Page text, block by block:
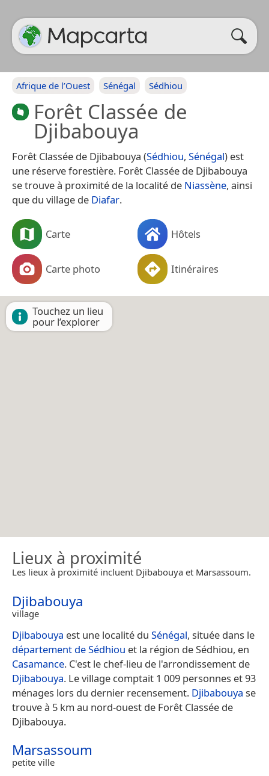
Afrique de l’Ouest Sénégal Sédhiou
Forêt Classée de
Djibabouya
Forêt Classée de Djibabouya (Sédhiou, Sénégal) est
une réserve forestière. Forêt Classée de Djibabouya
se trouve à proximité de la localité de Niassène, ainsi
que du village de Diafar.
Carte Hôtels
Carte photo Itinéraires
Touchez un lieu
pour l’explorer
Lieux à proximité
Les lieux à proximité incluent Djibabouya et Marsassoum.
Djibabouya
village
Djibabouya est une localité du Sénégal, située dans le
département de Sédhiou et la région de Sédhiou, en
Casamance. C'est le chef-lieu de l'arrondissement de
Djibabouya. Le village comptait 1 009 personnes et 93
ménages lors du dernier recensement. Djibabouya se
trouve à 5 km au nord-ouest de Forêt Classée de
Djibabouya.
Marsassoum
petite ville